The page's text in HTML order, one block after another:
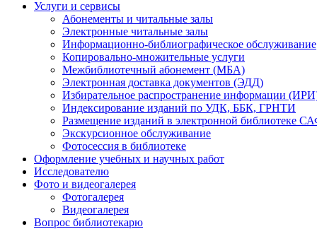
Услуги и сервисы
Абонементы и читальные залы
Электронные читальные залы
Информационно-библиографическое обслуживание
Копировально-множительные услуги
Межбиблиотечный абонемент (МБА)
Электронная доставка документов (ЭДД)
Избирательное распространение информации
Индексирование изданий по УДК, ББК, ГРНТИ
Размещение изданий в электронной библиотеке
Экскурсионное обслуживание
Фотосессия в библиотеке
Оформление учебных и научных работ
Исследователю
Фото и видеогалерея
Фотогалерея
Видеогалерея
Вопрос библиотекарю